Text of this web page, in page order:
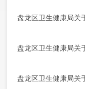
盘龙区卫生健康局关
盘龙区卫生健康局关
盘龙区卫生健康局关